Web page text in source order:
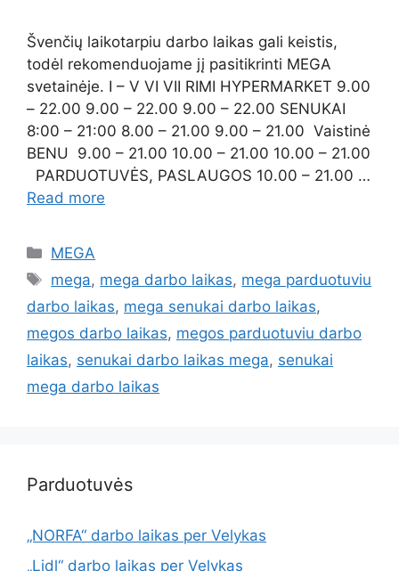
Švenčių laikotarpiu darbo laikas gali keistis,
todėl rekomenduojame jį pasitikrinti MEGA
svetainėje. I – V VI VII RIMI HYPERMARKET 9.00
– 22.00 9.00 – 22.00 9.00 – 22.00 SENUKAI
8:00 – 21:00 8.00 – 21.00 9.00 – 21.00 Vaistinė
BENU 9.00 – 21.00 10.00 – 21.00 10.00 – 21.00
PARDUOTUVĖS, PASLAUGOS 10.00 – 21.00 …
Read more
MEGA
mega, mega darbo laikas, mega parduotuviu
darbo laikas, mega senukai darbo laikas,
megos darbo laikas, megos parduotuviu darbo
laikas, senukai darbo laikas mega, senukai
mega darbo laikas
Parduotuvės
„NORFA“ darbo laikas per Velykas
„Lidl“ darbo laikas per Velykas